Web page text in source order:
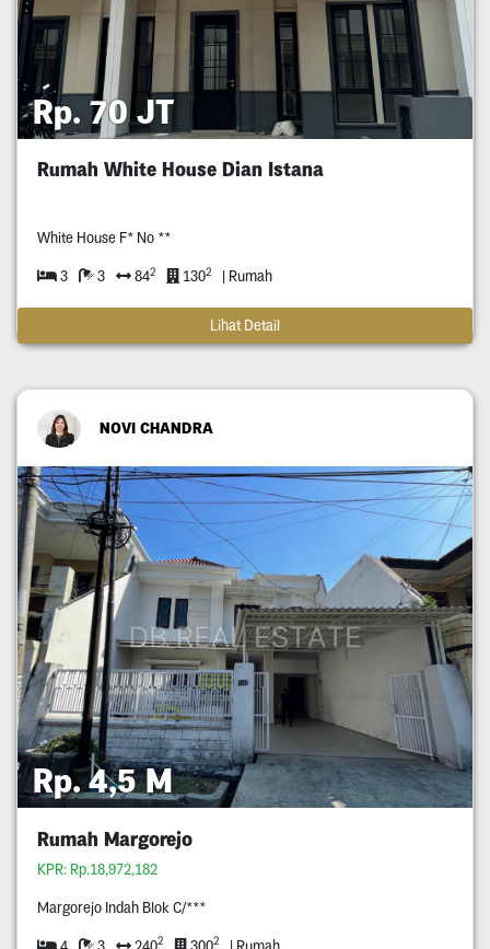
Rp. 70 JT
Rumah White House Dian Istana
White House F* No **
3 3 842 1302 | Rumah
Lihat Detail
NOVI CHANDRA
Rp. 4,5 M
Rumah Margorejo
KPR: Rp.18,972,182
Margorejo Indah Blok C/***
4 3 2402 3002 | Rumah